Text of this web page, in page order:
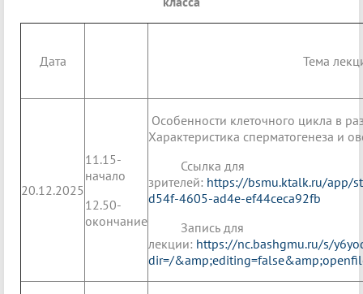
Дата Тема
20.12.2025
11.15-
начало
12.50-
окончание
Особенности клеточного цикла в
Характеристика сперматогенеза и
Ссылка для
зрителей: https://bsmu.ktalk.ru/app/
d54f-4605-ad4e-ef44ceca92fb
Запись для
лекции: https://nc.bashgmu.ru/s/
dir=/